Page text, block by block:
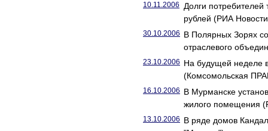
10.11.2006
Долги
рублей (РИА
30.10.2006 В Полярных Зорях
отраслевого
23.10.2006 На будущей неделе
(Комсомольская
16.10.2006 В Мурманске
жилого помещения
13.10.2006 В ряде домов